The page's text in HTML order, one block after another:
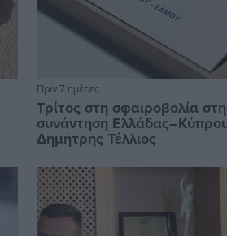
Πριν 7 ημέρες
Τρίτος στη σφαιροβολία
συνάντηση
Δημήτρης Τέλλιος